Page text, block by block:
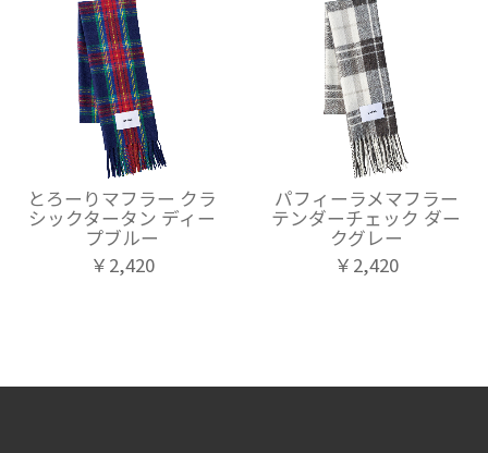
とろーりマフラー クラ
シックタータン ディー
プブルー
￥2,420
パフィーラメマフラー
テンダーチェック ダー
クグレー
￥2,420